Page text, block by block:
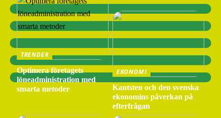
TRENDER
Optimera företagets
löneadministration med
smarta metoder
EKONOMI
Kantsten och den svenska
ekonomins påverkan på
efterfrågan